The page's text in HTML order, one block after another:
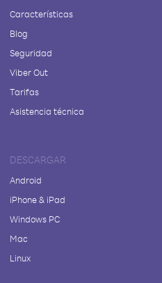
Características
Blog
Seguridad
Viber Out
Tarifas
Asistencia técnica
DESCARGAR
Android
iPhone & iPad
Windows PC
Mac
Linux